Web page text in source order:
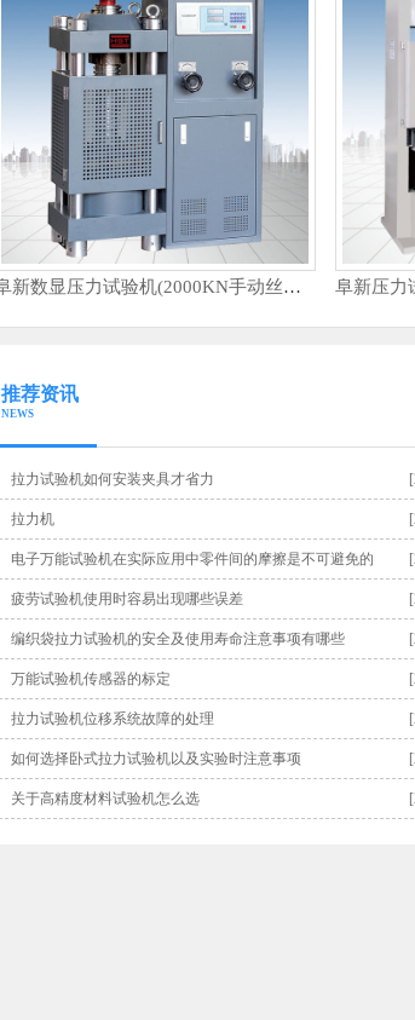
阜新数显压力试验机(2000KN手动丝杠）
推荐资讯
NEWS
拉力试验机如何安装夹具才省力
拉力机
电子万能试验机在实际应用中零件间的摩擦是不可避免的
疲劳试验机使用时容易出现哪些误差
编织袋拉力试验机的安全及使用寿命注意事项有哪些
万能试验机传感器的标定
拉力试验机位移系统故障的处理
如何选择卧式拉力试验机以及实验时注意事项
关于高精度材料试验机怎么选